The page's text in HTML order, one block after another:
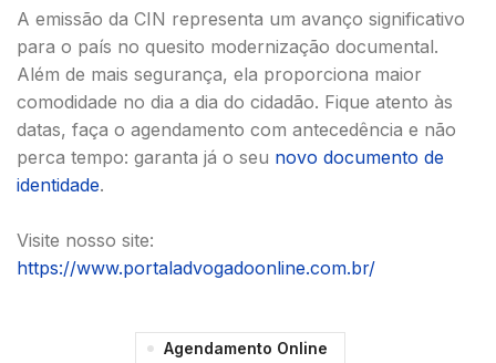
A emissão da CIN representa um avanço significativo
para o país no quesito modernização documental.
Além de mais segurança, ela proporciona maior
comodidade no dia a dia do cidadão. Fique atento às
datas, faça o agendamento com antecedência e não
perca tempo: garanta já o seu novo documento de
identidade.
Visite nosso site:
https://www.portaladvogadoonline.com.br/
Agendamento Online